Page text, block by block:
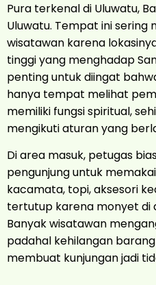
Pura terkenal di Uluwatu,
Uluwatu. Tempat ini sering
wisatawan karena
tinggi yang menghadap
penting untuk diingat
hanya tempat melihat
memiliki fungsi spiritual,
mengikuti aturan yang
Di area masuk, petugas
pengunjung untuk
kacamata, topi, aksesori
tertutup karena monyet di
Banyak wisatawan
padahal kehilangan
membuat kunjungan jadi